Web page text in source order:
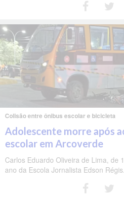
Colisão entre ônibus escolar e bicicleta
Adolescente morre após
escolar em Arcoverde
Carlos Eduardo Oliveira de Lima, de
ano da Escola Jornalista Edson Régis.